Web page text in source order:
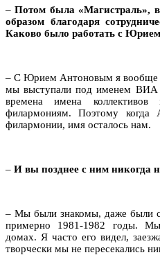
– Потом была «Магистраль»,
образом благодаря
Каково было работать с
– С Юрием Антоновым я вообще
мы выступали под именем ВИА
времена имена
филармониям. Поэтому когда
филармонии, имя осталось нам.
– И вы позднее с ним никогда
– Мы были знакомы, даже были
примерно 1981-1982 годы.
домах. Я часто его видел,
творчески мы не пересекались